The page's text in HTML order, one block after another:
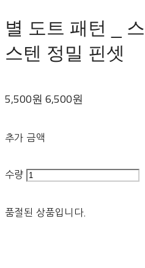
별 도트 패턴 _
스텐 정밀 핀셋
5,500원 6,500원
추가 금액
수량
품절된 상품입니다.